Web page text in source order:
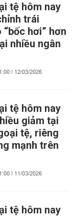
tệ hôm nay
trái
hơi” hơn
nhiều ngân
| 12/03/2026
tệ hôm nay
giảm tại
tệ, riêng
mạnh trên
| 11/03/2026
tệ hôm nay